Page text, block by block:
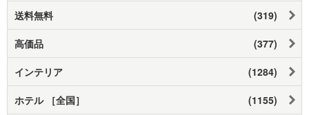
送料無料 (319)
高価品 (377)
インテリア (1284)
ホテル ［全国］ (1155)